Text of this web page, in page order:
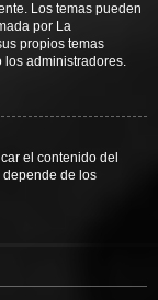
Los temas pueden
por La
propios temas
administradores.
el contenido del
de los